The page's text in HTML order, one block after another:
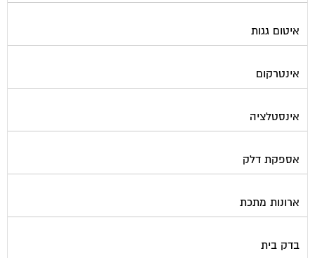
איטום גגות
אינטרקום
אינסטלציה
אספקת דלק
ארונות מתכת
בדק בית